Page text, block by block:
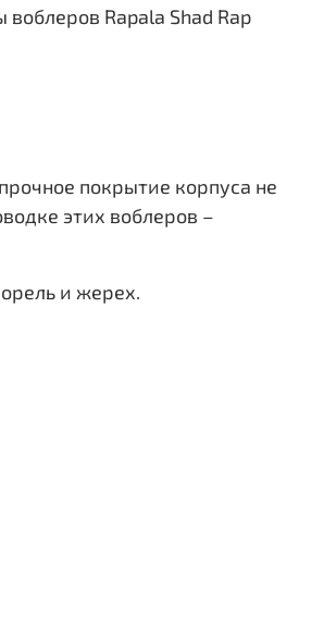
Rapala Shad Rap
покрытие корпуса не
этих воблеров –
и жерех.